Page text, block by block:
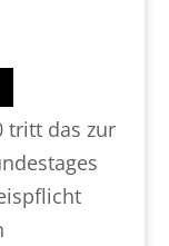
tritt das zur